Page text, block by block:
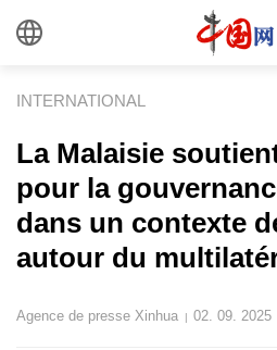
INTERNATIONAL
La Malaisie
pour la
dans un contexte
autour du
Agence de presse Xinhua | 02. 09. 2025